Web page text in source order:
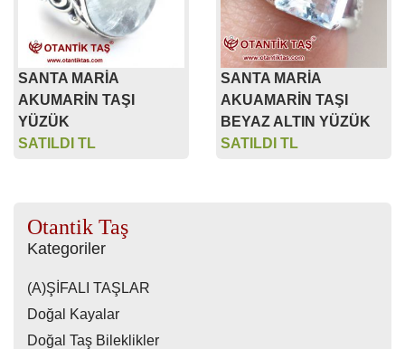
SANTA MARİA
AKUMARİN TAŞI
YÜZÜK
SATILDI TL
SANTA MARİA
AKUAMARİN TAŞI
BEYAZ ALTIN YÜZÜK
SATILDI TL
Otantik Taş
Kategoriler
(A)ŞİFALI TAŞLAR
Doğal Kayalar
Doğal Taş Bileklikler